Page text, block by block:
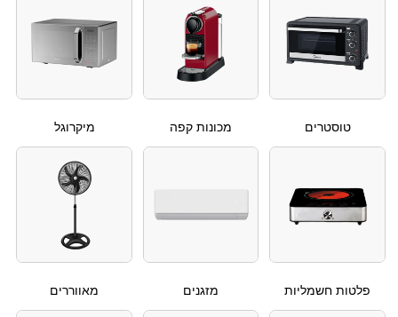
טוסטרים מכונות קפה מיקרוגל
פלטות חשמליות מזגנים מאווררים